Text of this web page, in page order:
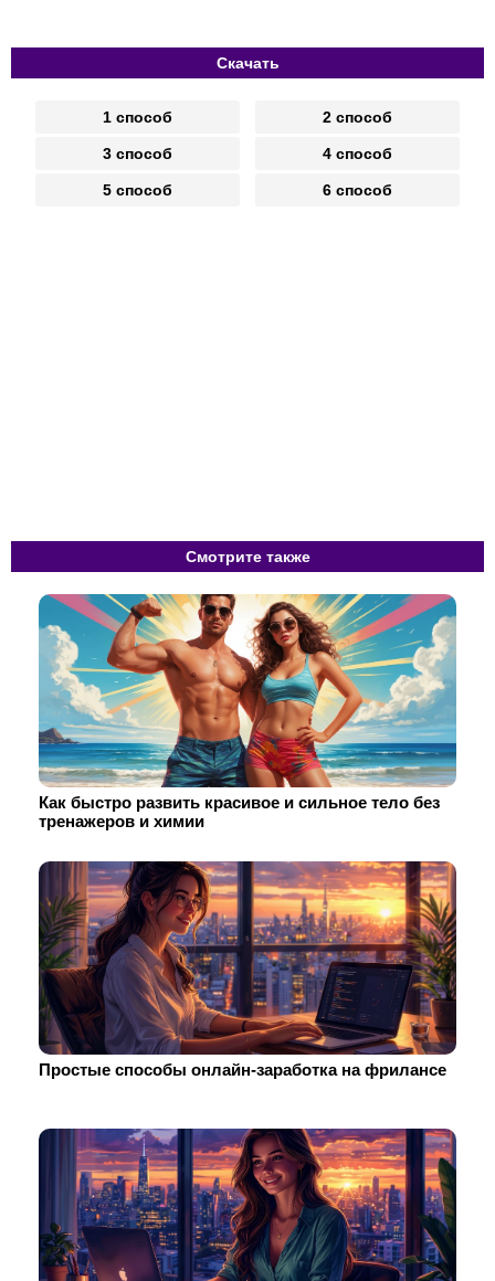
Скачать
1 способ 2 способ
3 способ 4 способ
5 способ 6 способ
Смотрите также
Как быстро развить красивое и сильное тело без
тренажеров и химии
Простые способы онлайн-заработка на фрилансе